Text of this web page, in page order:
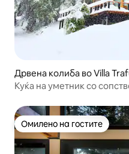
Дрвена колиба во Villa
Куќа на уметник со
Омилено на гостите
Омилено на гостите